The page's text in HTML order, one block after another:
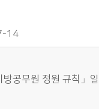
14
방공무원 정원 규칙」